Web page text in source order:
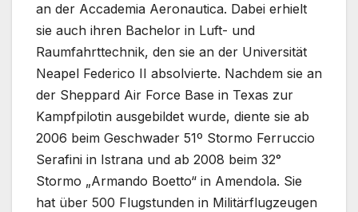
an der Accademia Aeronautica. Dabei erhielt
sie auch ihren Bachelor in Luft- und
Raumfahrttechnik, den sie an der Universität
Neapel Federico II absolvierte. Nachdem sie an
der Sheppard Air Force Base in Texas zur
Kampfpilotin ausgebildet wurde, diente sie ab
2006 beim Geschwader 51º Stormo Ferruccio
Serafini in Istrana und ab 2008 beim 32°
Stormo „Armando Boetto“ in Amendola. Sie
hat über 500 Flugstunden in Militärflugzeugen